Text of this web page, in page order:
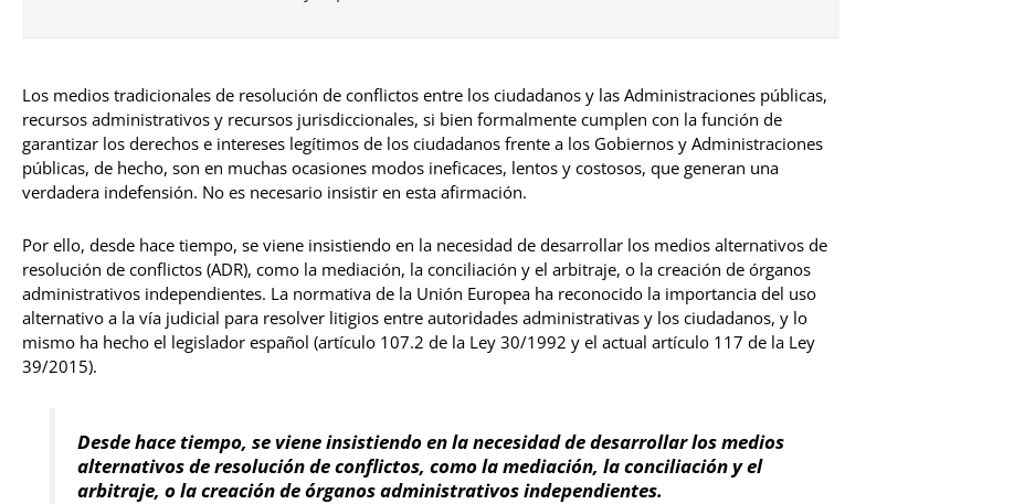
Los medios tradicionales de resolución de conflictos entre los ciudadanos y las Administraciones públicas,
recursos administrativos y recursos jurisdiccionales, si bien formalmente cumplen con la función de
garantizar los derechos e intereses legítimos de los ciudadanos frente a los Gobiernos y Administraciones
públicas, de hecho, son en muchas ocasiones modos ineficaces, lentos y costosos, que generan una
verdadera indefensión. No es necesario insistir en esta afirmación.
Por ello, desde hace tiempo, se viene insistiendo en la necesidad de desarrollar los medios alternativos de
resolución de conflictos (ADR), como la mediación, la conciliación y el arbitraje, o la creación de órganos
administrativos independientes. La normativa de la Unión Europea ha reconocido la importancia del uso
alternativo a la vía judicial para resolver litigios entre autoridades administrativas y los ciudadanos, y lo
mismo ha hecho el legislador español (artículo 107.2 de la Ley 30/1992 y el actual artículo 117 de la Ley
39/2015).
Desde hace tiempo, se viene insistiendo en la necesidad de desarrollar los medios
alternativos de resolución de conflictos, como la mediación, la conciliación y el
arbitraje, o la creación de órganos administrativos independientes.